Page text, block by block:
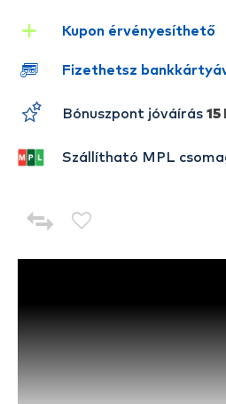
Kupon érvényesíthető
Fizethetsz
Bónuszpont jóváírás 15
Szállítható MPL